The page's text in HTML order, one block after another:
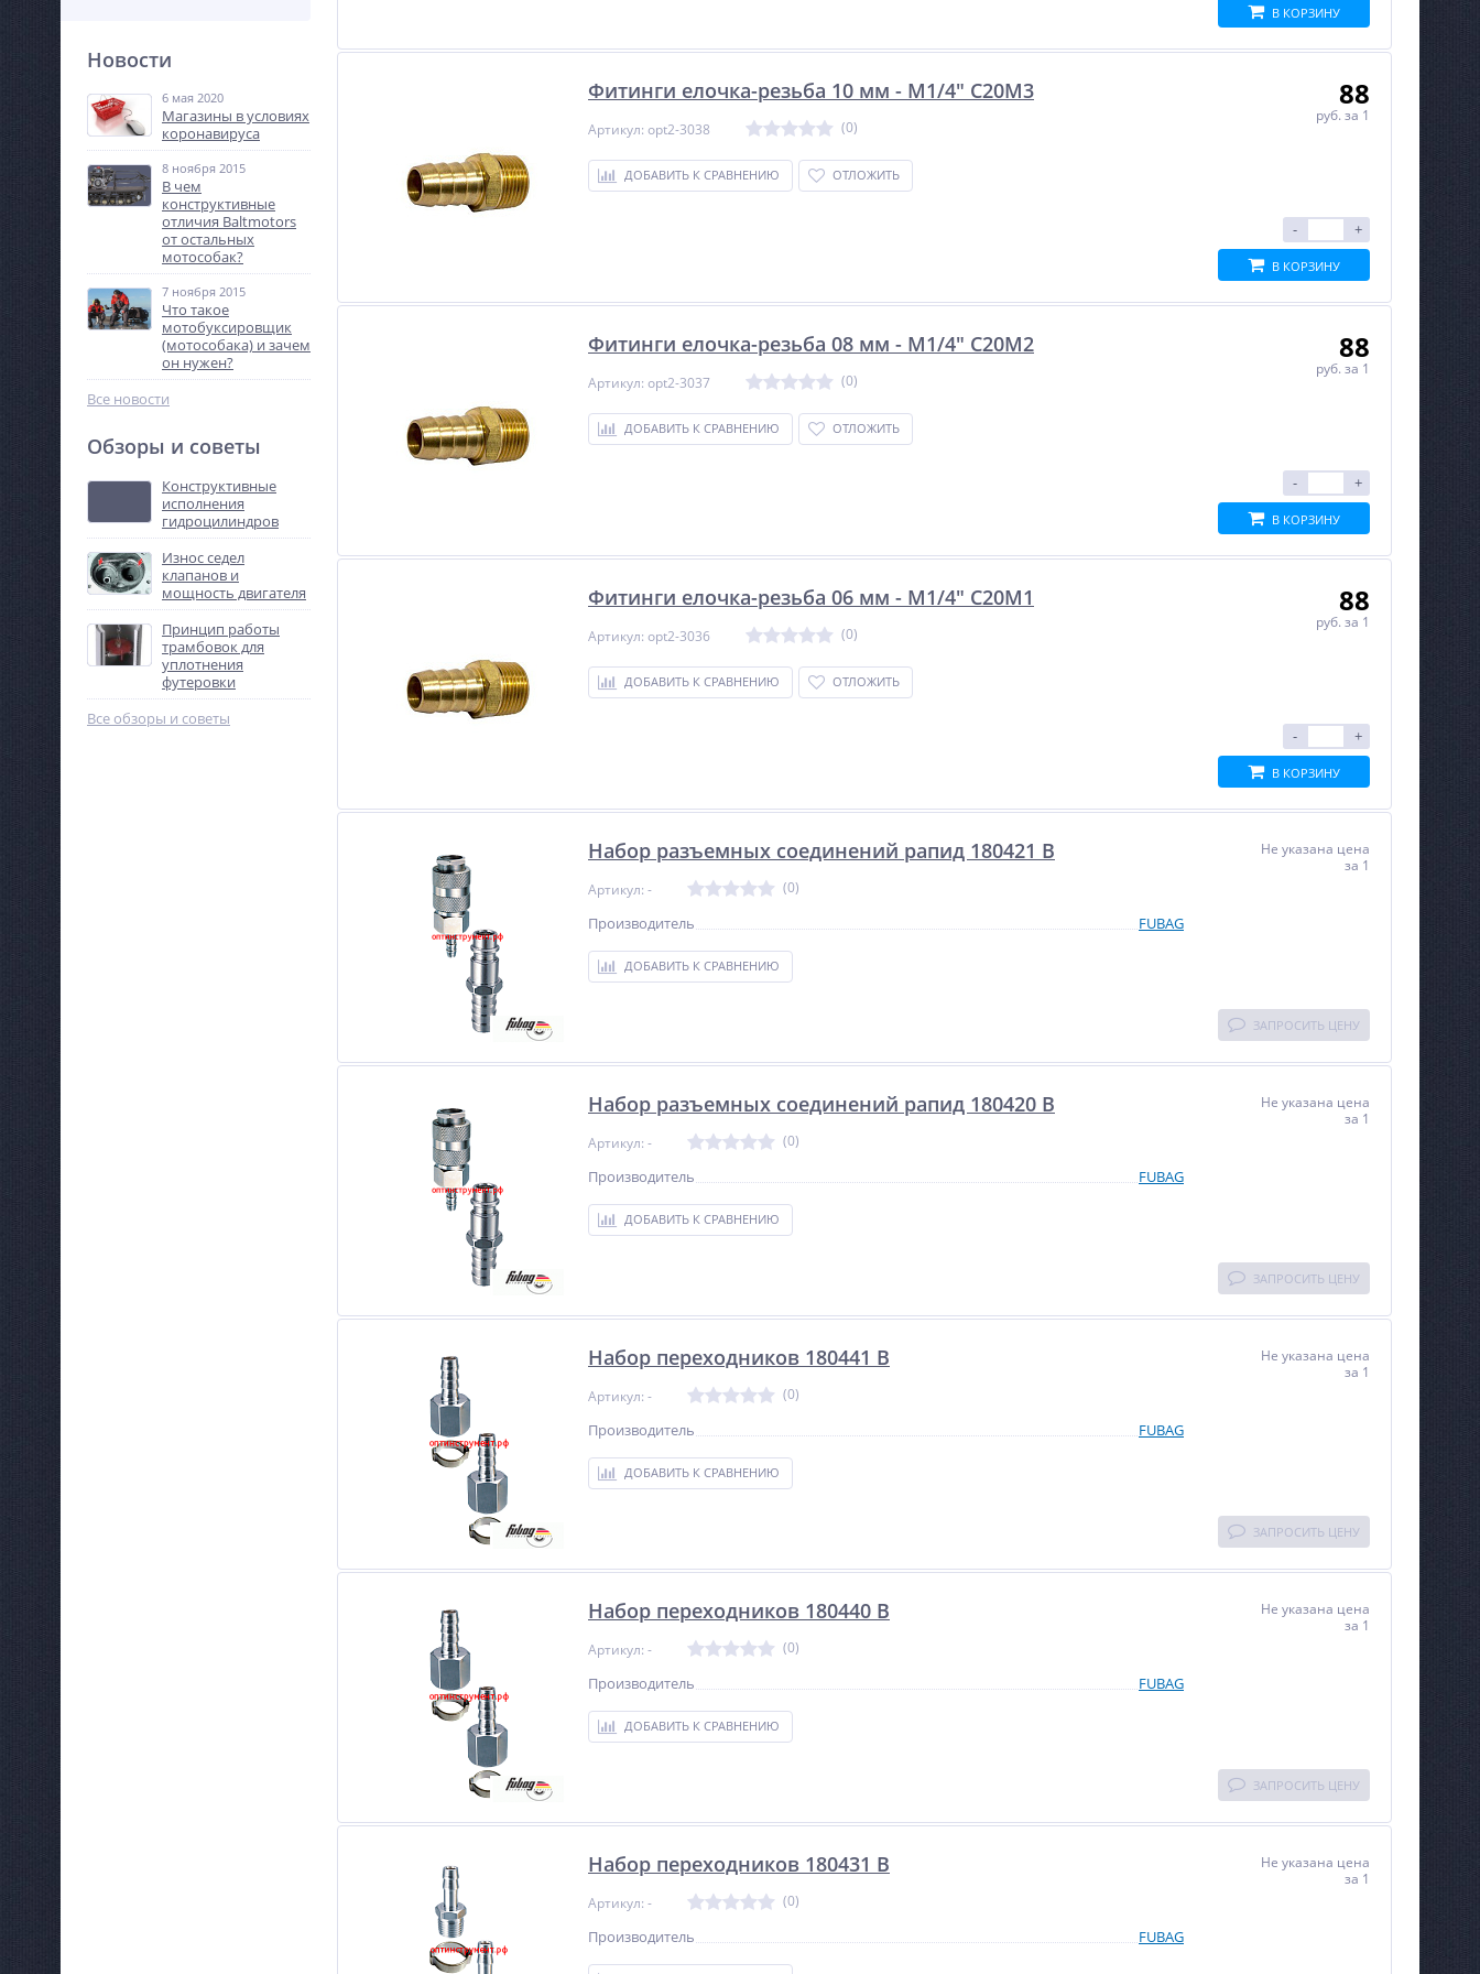
Новости
6 мая 2020
Магазины в условиях
коронавируса
8 ноября 2015
В чем
конструктивные
отличия Baltmotors
от остальных
мотособак?
7 ноября 2015
Что такое
мотобуксировщик
(мотособака) и зачем
он нужен?
Все новости
Обзоры и советы
Конструктивные
исполнения
гидроцилиндров
Износ седел
клапанов и
мощность двигателя
Принцип работы
трамбовок для
уплотнения
футеровки
Все обзоры и советы
В КОРЗИНУ
Фитинги елочка-резьба 10 мм - M1/4" C20M3
Артикул: opt2-3038 (0)
ДОБАВИТЬ К СРАВНЕНИЮ ОТЛОЖИТЬ
88
руб. за 1
+
-
В КОРЗИНУ
Фитинги елочка-резьба 08 мм - M1/4" C20M2
Артикул: opt2-3037 (0)
ДОБАВИТЬ К СРАВНЕНИЮ ОТЛОЖИТЬ
88
руб. за 1
+
-
В КОРЗИНУ
Фитинги елочка-резьба 06 мм - M1/4" C20M1
Артикул: opt2-3036 (0)
ДОБАВИТЬ К СРАВНЕНИЮ ОТЛОЖИТЬ
88
руб. за 1
+
-
В КОРЗИНУ
Набор разъемных соединений рапид 180421 В
Артикул: - (0)
Производитель FUBAG
ДОБАВИТЬ К СРАВНЕНИЮ
Не указана цена
за 1
ЗАПРОСИТЬ ЦЕНУ
Набор разъемных соединений рапид 180420 В
Артикул: - (0)
Производитель FUBAG
ДОБАВИТЬ К СРАВНЕНИЮ
Не указана цена
за 1
ЗАПРОСИТЬ ЦЕНУ
Набор переходников 180441 В
Артикул: - (0)
Производитель FUBAG
ДОБАВИТЬ К СРАВНЕНИЮ
Не указана цена
за 1
ЗАПРОСИТЬ ЦЕНУ
Набор переходников 180440 В
Артикул: - (0)
Производитель FUBAG
ДОБАВИТЬ К СРАВНЕНИЮ
Не указана цена
за 1
ЗАПРОСИТЬ ЦЕНУ
Набор переходников 180431 В
Артикул: - (0)
Производитель FUBAG
Не указана цена
за 1